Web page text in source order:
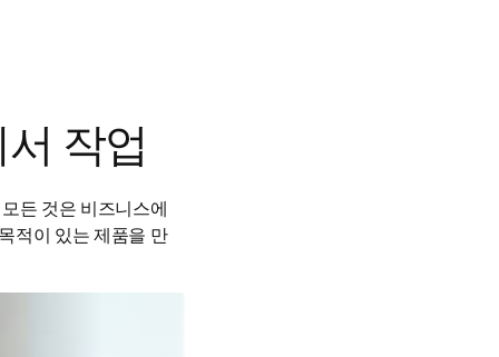
작업
든 것은 비즈니스에
적이 있는 제품을 만